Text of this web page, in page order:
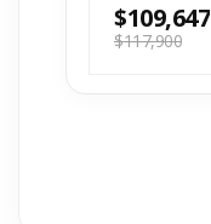
$117,900
$109,647